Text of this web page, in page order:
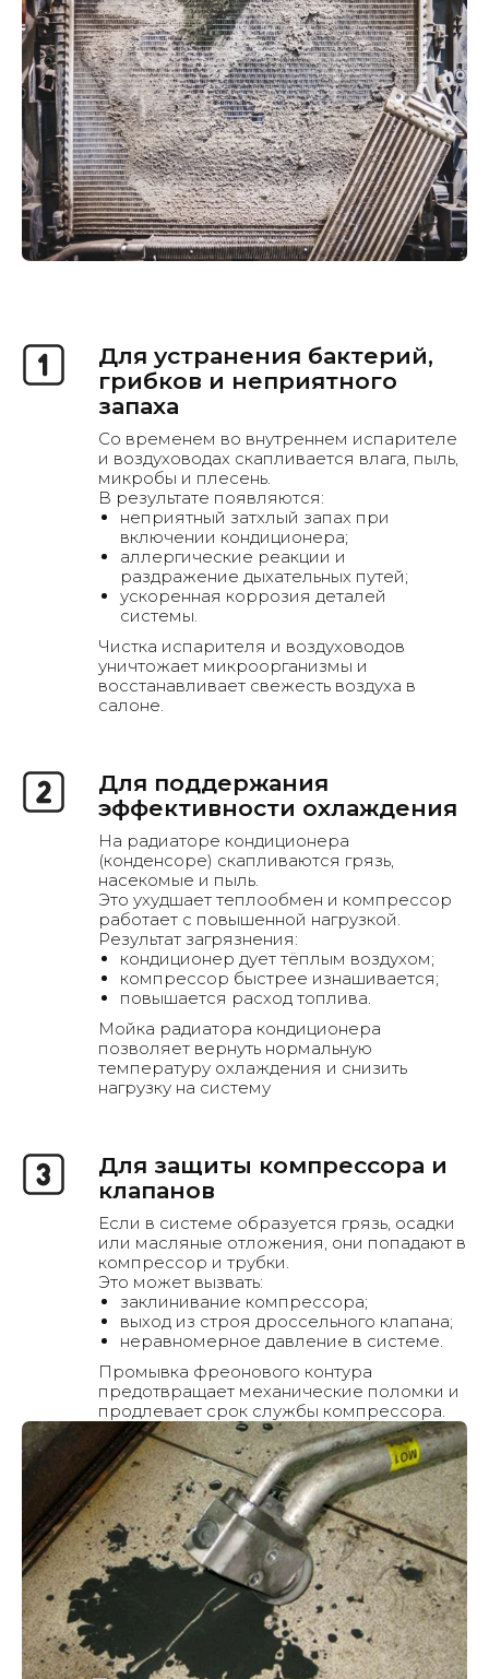
Для устранения бактерий,
грибков и неприятного
запаха
Со временем во внутреннем испарителе
и воздуховодах скапливается влага, пыль,
микробы и плесень.
В результате появляются:
неприятный затхлый запах при
включении кондиционера;
аллергические реакции и
раздражение дыхательных путей;
ускоренная коррозия деталей
системы.
Чистка испарителя и воздуховодов
уничтожает микроорганизмы и
восстанавливает свежесть воздуха в
салоне.
Для поддержания
эффективности охлаждения
На радиаторе кондиционера
(конденсоре) скапливаются грязь,
насекомые и пыль.
Это ухудшает теплообмен и компрессор
работает с повышенной нагрузкой.
Результат загрязнения:
кондиционер дует тёплым воздухом;
компрессор быстрее изнашивается;
повышается расход топлива.
Мойка радиатора кондиционера
позволяет вернуть нормальную
температуру охлаждения и снизить
нагрузку на систему
Для защиты компрессора и
клапанов
Если в системе образуется грязь, осадки
или масляные отложения, они попадают в
компрессор и трубки.
Это может вызвать:
заклинивание компрессора;
выход из строя дроссельного клапана;
неравномерное давление в системе.
Промывка фреонового контура
предотвращает механические поломки и
продлевает срок службы компрессора.
+7
Рассчитать